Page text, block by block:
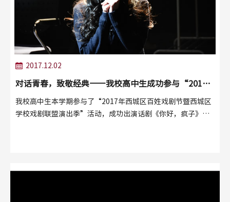
2017.12.02
对话青春，致敬经典――我校高中生成功参与“2017
年西城区百姓戏剧节”
我校高中生本学期参与了“2017年西城区百姓戏剧节暨西城区
学校戏剧联盟演出季”活动，成功出演话剧《你好，疯子》和